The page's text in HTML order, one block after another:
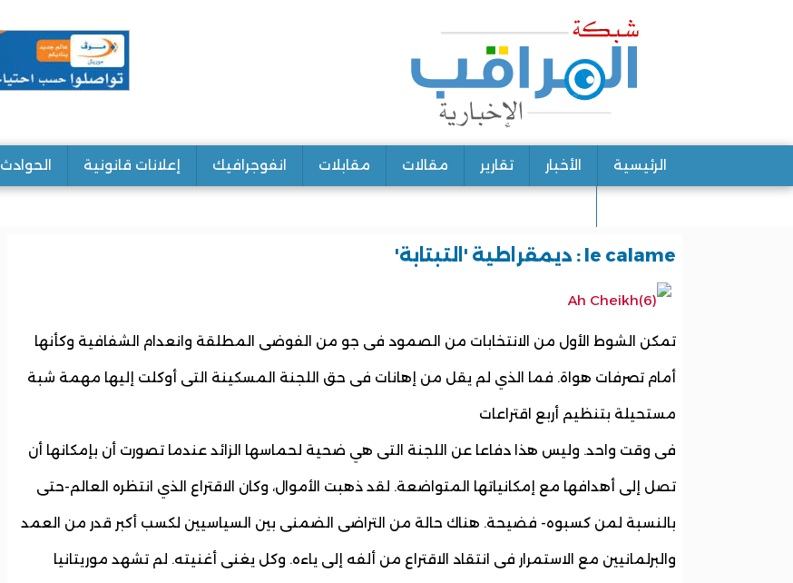
الرئيسية الأخبار تقارير مقالات مقابلات انفوجرافيك إعلانات قانونية الحوادث
le calame : ديمقراطية 'التبتابة'
تمكن الشوط الأول من الانتخابات من الصمود فى جو من الفوضى المطلقة وانعدام الشفافية وكأنها
أمام تصرفات هواة. فما الذي لم يقل من إهانات فى حق اللجنة المسكينة التى أوكلت إليها مهمة شبة
مستحيلة بتنظيم أربع اقتراعات
فى وقت واحد. وليس هذا دفاعا عن اللجنة التى هي ضحية لحماسها الزائد عندما تصورت أن بإمكانها أن
تصل إلى أهدافها مع إمكانياتها المتواضعة. لقد ذهبت الأموال، وكان الاقتراع الذي انتظره العالم-حتى
بالنسبة لمن كسبوه- فضيحة. هناك حالة من التراضى الضمنى بين السياسيين لكسب أكبر قدر من العمد
والبرلمانيين مع الاستمرار فى انتقاد الاقتراع من ألفه إلى ياءه. وكل يغنى أغنيته. لم تشهد موريتانيا